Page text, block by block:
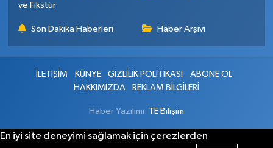
ve Fikstür
Son Dakika Haberleri Haber Arşivi
İLETİŞİM KÜNYE GİZLİLİK POLİTİKASI
ABONE OL
HAKKIMIZDA
REKLAM BİLGİLERİ
Haber Yazılımı: TE Bilişim
En iyi site deneyimi sağlamak için çerezlerden